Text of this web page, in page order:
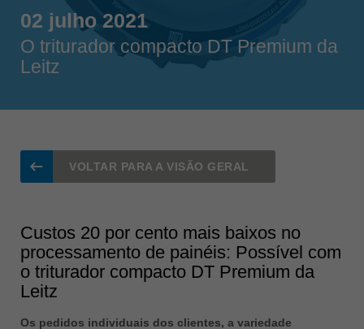
english
Slovenija
slovenski
Taiwan
english
USA
english
02 julho 2021
O triturador compacto DT Premium da
Leitz
VOLTAR PARA A VISÃO GERAL
Custos 20 por cento mais baixos no
processamento de painéis: Possível com
o triturador compacto DT Premium da
Leitz
Os pedidos individuais dos clientes, a variedade